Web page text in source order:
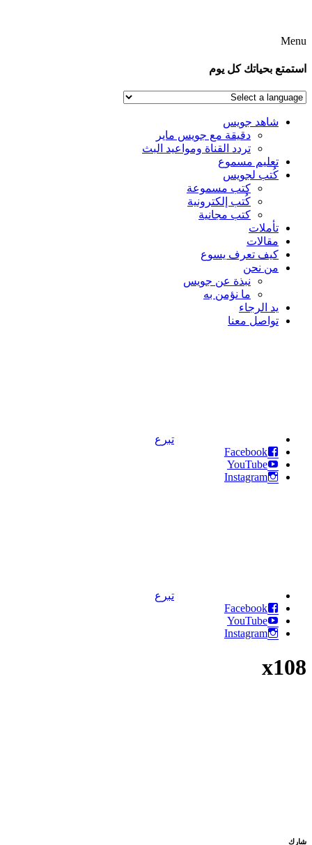
Menu
استمتع بحياتك كل يوم
شاهد جويس
دقيقة مع جويس ماير
تردد القناة ومواعيد البث
تعليم مسموع
كُتب لجويس
كتب مسموعة
كُتب إلكترونية
كتب مجانية
تأملات
مقالات
كيف تعرف يسوع
من نحن
نبذة عن جويس
ما نؤمن به
يد الرجاء
تواصل معنا
تبرع
Facebook
YouTube
Instagram
تبرع
Facebook
YouTube
Instagram
x108
شارك